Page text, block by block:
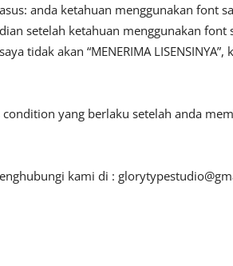
anda ketahuan menggunakan font
setelah ketahuan menggunakan font
tidak akan “MENERIMA LISENSINYA”,
yang berlaku setelah anda
kami di :